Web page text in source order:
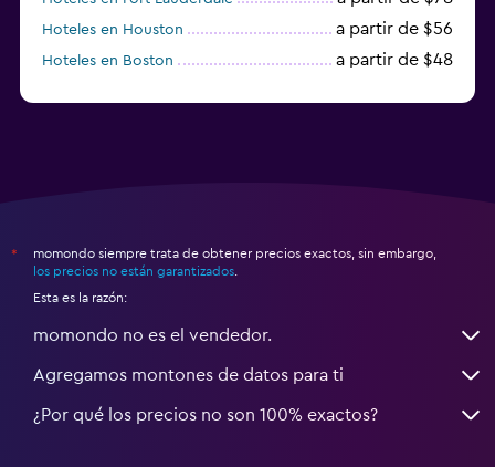
Hoteles en Houston a partir de $56
Hoteles en Boston a partir de $48
*
momondo siempre trata de obtener precios exactos, sin embargo,
los precios no están garantizados
Esta es la razón:
momondo no es el vendedor.
Agregamos montones de datos para ti
¿Por qué los precios no son 100% exactos?